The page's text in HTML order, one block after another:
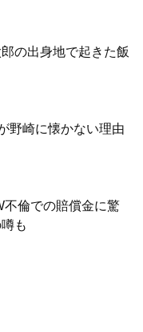
の出身地で起きた飯
野崎に懐かない理由
不倫での賠償金に驚
も